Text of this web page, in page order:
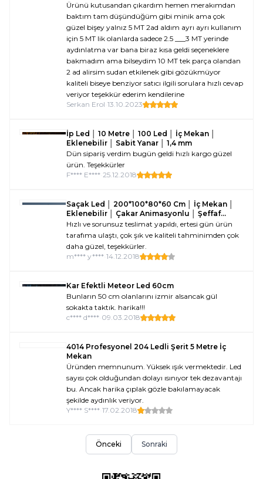
Ürünü kutusandan çıkardım hemen merakımdan
baktım tam düşündüğüm gibi minik ama çok
güzel bişey yalnız 5 MT 2ad aldım ayrı ayrı kullanım
için 5 MT lik olanlarda sadece 2.5 ___3 MT yerinde
aydınlatma var bana biraz kısa geldi seçeneklere
bakmadım ama bilseydim 10 MT tek parça olandan
2 ad alirsim sudan etkilenek gibi gözükmüyor
kaliteli biseye benziyor satıcı ilgili sorulara hızlı cevap
veriyor teşekkür ederim kendilerine
Serkan Erol 13.10.2023
İp Led │ 10 Metre │ 100 Led │ İç Mekan │
Eklenebilir │ Sabit Yanar │ 1,4 mm
Dün sipariş verdim bugün geldi hızlı kargo güzel
ürün. Teşekkürler
F**** E**** 25.12.2018
Saçak Led │ 200*100*80*60 Cm │ İç Mekan │
Eklenebilir │ Çakar Animasyonlu │ Şeffaf
Kablo │5 mm 160 Led
Hızlı ve sorunsuz teslimat yapıldı, ertesi gün ürün
tarafıma ulaştı, çok şık ve kaliteli tahminimden çok
daha güzel, teşekkürler.
m**** y**** 14.12.2018
Kar Efektli Meteor Led 60cm
Bunların 50 cm olanlarını izmir alsancak gül
sokakta taktık. harika!!!
c**** d**** 09.03.2018
4014 Profesyonel 204 Ledli Şerit 5 Metre İç
Mekan
Üründen memnunum. Yüksek ışık vermektedir. Led
sayısı çok olduğundan dolayı ısınıyor tek dezavantajı
bu. Ancak harika çıplak gözle bakılamayacak
şekilde aydınlık veriyor.
Y**** S**** 17.02.2018
Önceki Sonraki